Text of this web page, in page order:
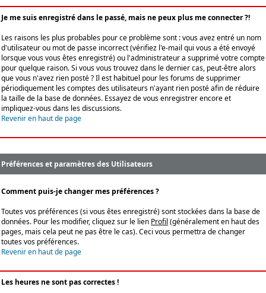
Je me suis enregistré dans le passé, mais ne peux plus me connecter ?!
Les raisons les plus probables pour ce problème sont : vous avez entré un nom
d'utilisateur ou mot de passe incorrect (vérifiez l'e-mail qui vous a été envoyé
lorsque vous vous êtes enregistré) ou l'administrateur a supprimé votre compte
pour quelque raison. Si vous vous trouvez dans le dernier cas, peut-être alors
que vous n'avez rien posté ? Il est habituel pour les forums de supprimer
périodiquement les comptes des utilisateurs n'ayant rien posté afin de réduire
la taille de la base de données. Essayez de vous enregistrer encore et
impliquez-vous dans les discussions.
Revenir en haut de page
Préférences et paramètres des Utilisateurs
Comment puis-je changer mes préférences ?
Toutes vos préférences (si vous êtes enregistré) sont stockées dans la base de
données. Pour les modifier, cliquez sur le lien Profil (généralement en haut des
pages, mais cela peut ne pas être le cas). Ceci vous permettra de changer
toutes vos préférences.
Revenir en haut de page
Les heures ne sont pas correctes !